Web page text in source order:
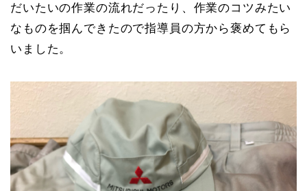
だいたいの作業の流れだったり、作業のコツみたい
なものを掴んできたので指導員の方から褒めてもら
いました。